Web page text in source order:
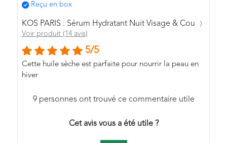
Reçu en box
KOS PARIS : Sérum Hydratant Nuit Visage & Cou
Voir produit (14 avis)
5/5
Cette huile sèche est parfaite pour nourrir la peau en
hiver
9personnes ont trouvé ce commentaire utile
Cet avis vous a été utile ?